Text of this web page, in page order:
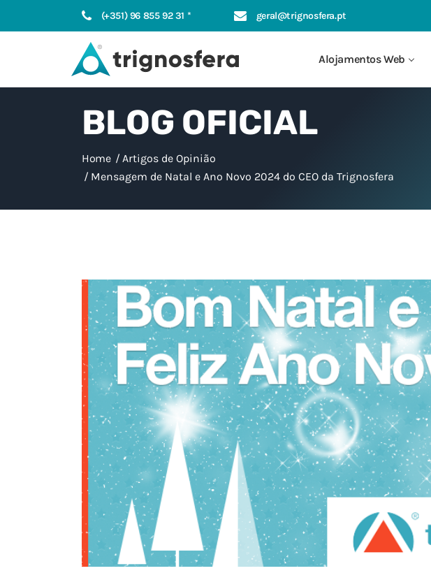
(+351) 96 855 92 31 * geral@trignosfera.pt
Alojamentos Web
BLOG OFICIAL
Home
Artigos de Opinião
Mensagem de Natal e Ano Novo 2024 do CEO da Trignosfera